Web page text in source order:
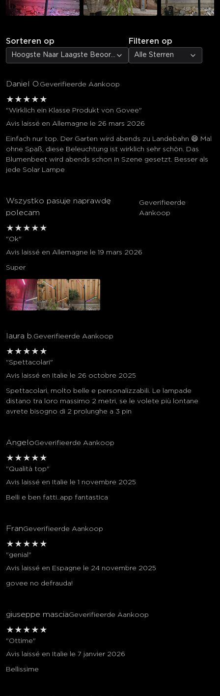
Sorteren op
Hoogste Naar Laagste Beoordeling
Filteren op
Alle Sterren
Daniel O.Geverifieerde Aankoop
★ ★ ★ ★ ★
"Wirklich ein Klasse Produkt von Govee"
Avis laissé en Allemagne le 26 mars 2026
Einfach nur top. Der Garten wird abends zu Landebahn 😄 Mal
ohne Spaß, diese Beleuchtung ist wirklich sehr schön. Das
Blumenbeet wird abends schon in Szene gesetzt. Besser als
jede Solar Lampe
Wszystko pasuje naprawdę
polecam
Geverifieerde
Aankoop
★ ★ ★ ★ ★
"Ok"
Avis laissé en Allemagne le 19 mars 2026
Super
laura b.Geverifieerde Aankoop
★ ★ ★ ★ ★
"Spettacolari"
Avis laissé en Italie le 26 octobre 2025
Spettacolari, molto belle e personalizzabili. Le lampade
distano tra loro massimo 2 metri, se le volete più lontane
avrete bisogno di 2 prolunghe a 3 pin
AngeloGeverifieerde Aankoop
★ ★ ★ ★ ★
"Qualità top"
Avis laissé en Italie le 1 novembre 2025
Belli e ben fatti..app fantastica
FranGeverifieerde Aankoop
★ ★ ★ ★ ★
"genial"
Avis laissé en Espagne le 24 novembre 2025
govee no defrauda!
giuseppe masciaGeverifieerde Aankoop
★ ★ ★ ★ ★
"Ottime"
Avis laissé en Italie le 7 janvier 2026
Bellissime